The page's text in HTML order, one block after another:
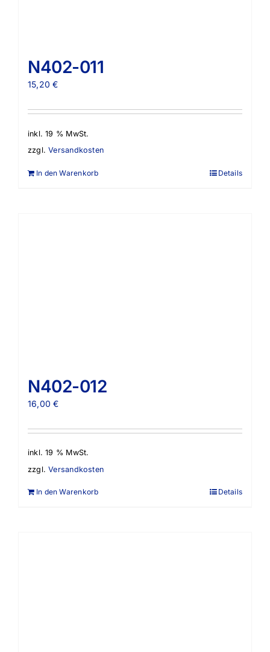
N402-011
15,20€
inkl. 19 % MwSt.
zzgl.Versandkosten
In den Warenkorb Details
N402-012
16,00€
inkl. 19 % MwSt.
zzgl.Versandkosten
In den Warenkorb Details